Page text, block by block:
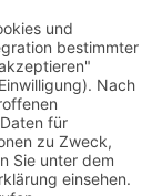
Vorkasse